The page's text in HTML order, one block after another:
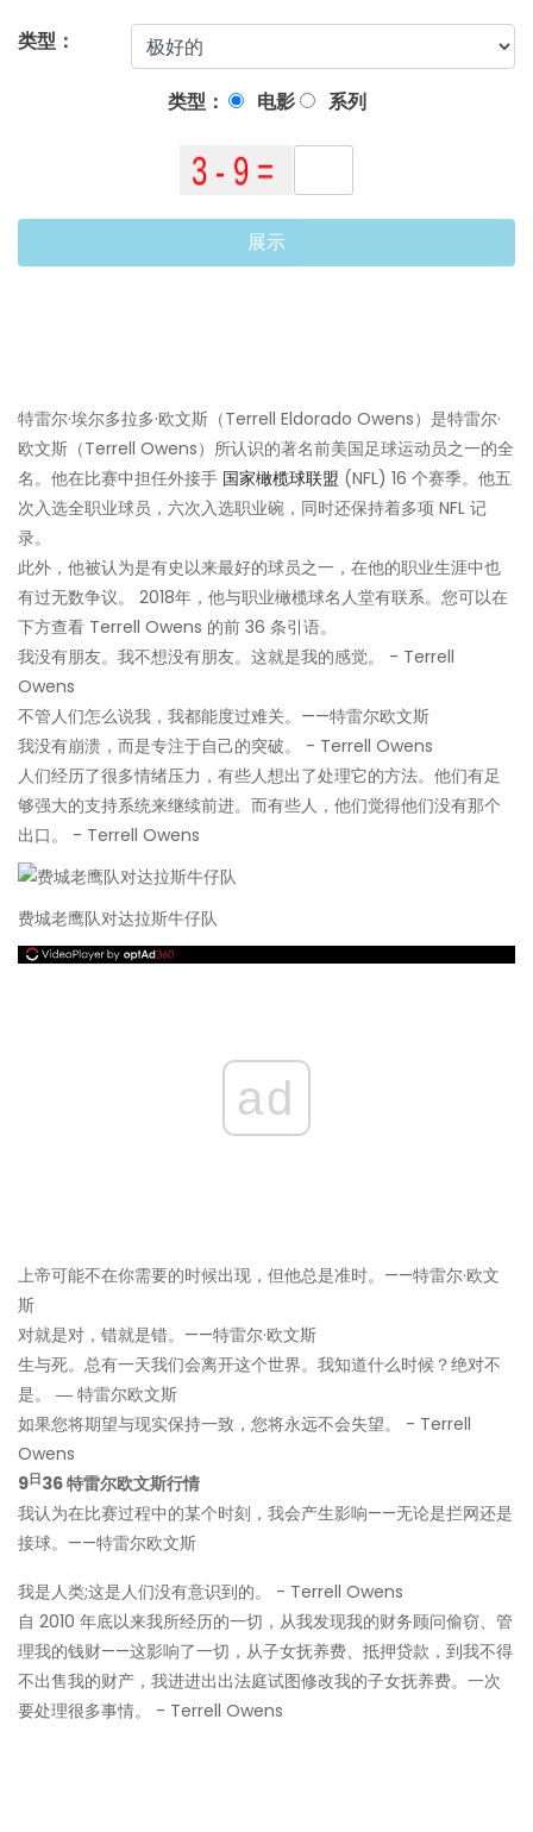
类型：
类型： 电影 系列
展示
特雷尔·埃尔多拉多·欧文斯（Terrell Eldorado Owens）是特雷尔·
欧文斯（Terrell Owens）所认识的著名前美国足球运动员之一的全
名。他在比赛中担任外接手 国家橄榄球联盟 (NFL) 16 个赛季。他五
次入选全职业球员，六次入选职业碗，同时还保持着多项 NFL 记
录。
此外，他被认为是有史以来最好的球员之一，在他的职业生涯中也
有过无数争议。 2018年，他与职业橄榄球名人堂有联系。您可以在
下方查看 Terrell Owens 的前 36 条引语。
我没有朋友。我不想没有朋友。这就是我的感觉。 - Terrell
Owens
不管人们怎么说我，我都能度过难关。——特雷尔欧文斯
我没有崩溃，而是专注于自己的突破。 - Terrell Owens
人们经历了很多情绪压力，有些人想出了处理它的方法。他们有足
够强大的支持系统来继续前进。而有些人，他们觉得他们没有那个
出口。 - Terrell Owens
费城老鹰队对达拉斯牛仔队
ad
上帝可能不在你需要的时候出现，但他总是准时。——特雷尔·欧文
斯
对就是对，错就是错。——特雷尔·欧文斯
生与死。总有一天我们会离开这个世界。我知道什么时候？绝对不
是。 ― 特雷尔欧文斯
如果您将期望与现实保持一致，您将永远不会失望。 - Terrell
Owens
9日 36 特雷尔欧文斯行情
我认为在比赛过程中的某个时刻，我会产生影响——无论是拦网还是
接球。——特雷尔欧文斯
我是人类;这是人们没有意识到的。 - Terrell Owens
自 2010 年底以来我所经历的一切，从我发现我的财务顾问偷窃、管
理我的钱财——这影响了一切，从子女抚养费、抵押贷款，到我不得
不出售我的财产，我进进出出法庭试图修改我的子女抚养费。一次
要处理很多事情。 - Terrell Owens